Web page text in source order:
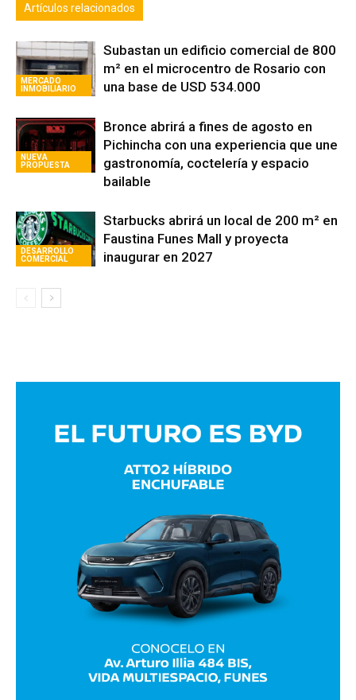
Artículos relacionados
MERCADO
INMOBILIARIO
Subastan un edificio comercial de 800
m² en el microcentro de Rosario con
una base de USD 534.000
NUEVA
PROPUESTA
Bronce abrirá a fines de agosto en
Pichincha con una experiencia que une
gastronomía, coctelería y espacio
bailable
DESARROLLO
COMERCIAL
Starbucks abrirá un local de 200 m² en
Faustina Funes Mall y proyecta
inaugurar en 2027